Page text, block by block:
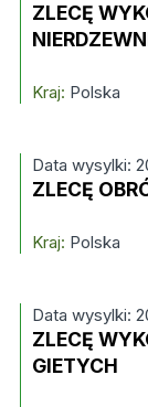
ZLECĘ
Kraj: Polska
Data wysylki:
ZLECĘ
Kraj: Polska
Data wysylki:
ZLECĘ
GIETYCH